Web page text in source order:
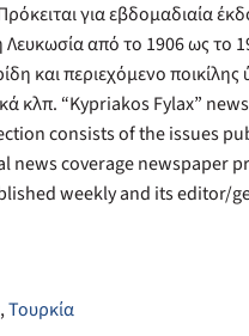
για εβδομαδιαία
από το 1906 ως το
και περιεχόμενο
κλπ. “Kypriakos Fylax”
consists of the issues
news coverage newspaper
weekly and its editor/
,Τουρκία